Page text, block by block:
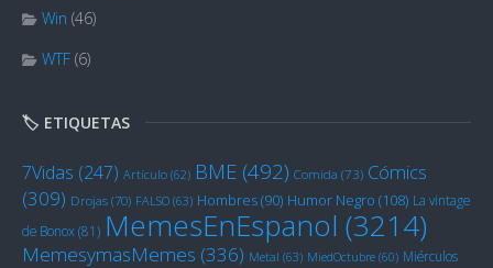
Win (46)
WTF (6)
🏷️ ETIQUETAS
7Vidas (247) Artículo (62) BME (492) Comida (73) Cómics
(309) Drojas (70) FALSO (63) Hombres(90) Humor Negro (108) La vintage
de Bonox(81) MemesEnEspanol (3214)
MemesymasMemes (336) Metal (63) MiedOctubre (60) Miérculos